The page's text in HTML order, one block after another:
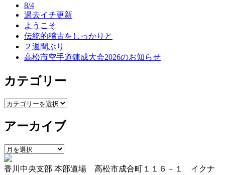
8/4
過去イチ更新
ようこそ
伝統的稽古をしっかりと
２週間ぶり
高松市空手道錬成大会2026のお知らせ
カテゴリー
カ
ゴ
ー
アーカイブ
ア
ー
カ
香川中央支部 本部道場 高松市成合町１１６－１ イクナ